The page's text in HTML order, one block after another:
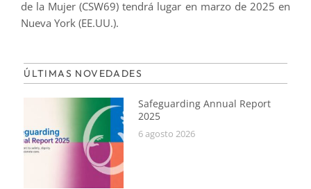
de la Mujer (CSW69) tendrá lugar en marzo de 2025 en
Nueva York (EE.UU.).
ÚLTIMAS NOVEDADES
Safeguarding Annual Report
2025
6 agosto 2026